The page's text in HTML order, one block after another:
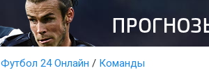
Футбол 24 Онлайн Команды